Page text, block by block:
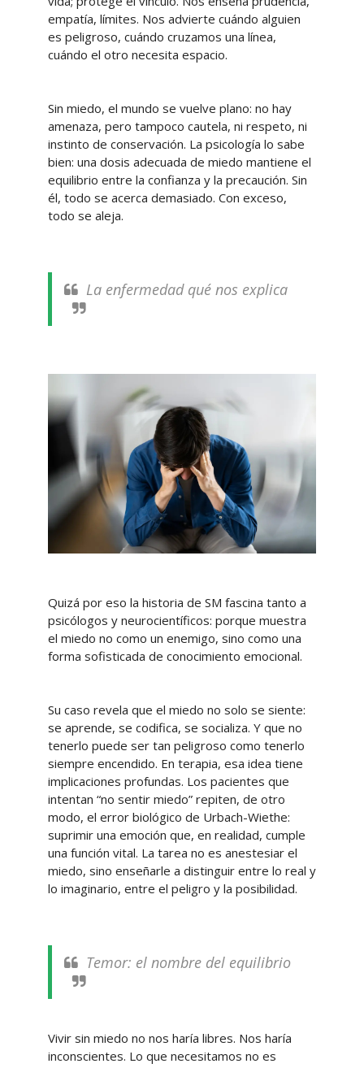
empatía, límites. Nos advierte cuándo alguien
es peligroso, cuándo cruzamos una línea,
cuándo el otro necesita espacio.
Sin miedo, el mundo se vuelve plano: no hay
amenaza, pero tampoco cautela, ni respeto, ni
instinto de conservación. La psicología lo sabe
bien: una dosis adecuada de miedo mantiene el
equilibrio entre la confianza y la precaución. Sin
él, todo se acerca demasiado. Con exceso,
todo se aleja.
La enfermedad qué nos explica
Quizá por eso la historia de SM fascina tanto a
psicólogos y neurocientíficos: porque muestra
el miedo no como un enemigo, sino como una
forma sofisticada de conocimiento emocional.
Su caso revela que el miedo no solo se siente:
se aprende, se codifica, se socializa. Y que no
tenerlo puede ser tan peligroso como tenerlo
siempre encendido. En terapia, esa idea tiene
implicaciones profundas. Los pacientes que
intentan “no sentir miedo” repiten, de otro
modo, el error biológico de Urbach-Wiethe:
suprimir una emoción que, en realidad, cumple
una función vital. La tarea no es anestesiar el
miedo, sino enseñarle a distinguir entre lo real y
lo imaginario, entre el peligro y la posibilidad.
Temor: el nombre del equilibrio
Vivir sin miedo no nos haría libres. Nos haría
inconscientes. Lo que necesitamos no es